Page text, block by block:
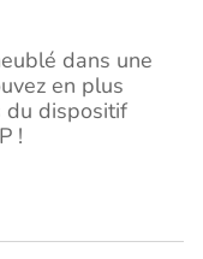
dans une
en plus
du dispositif
!